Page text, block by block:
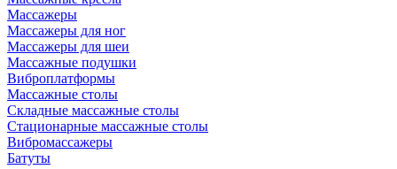
Массажеры
Массажеры для ног
Массажеры для шеи
Массажные подушки
Виброплатформы
Массажные столы
Складные массажные столы
Стационарные массажные столы
Вибромассажеры
Батуты